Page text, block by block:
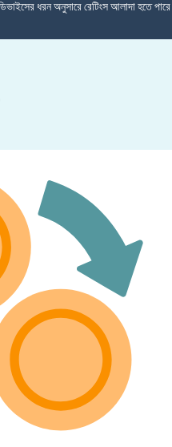
ধরন অনুসারে রেটিংস আলাদা হতে